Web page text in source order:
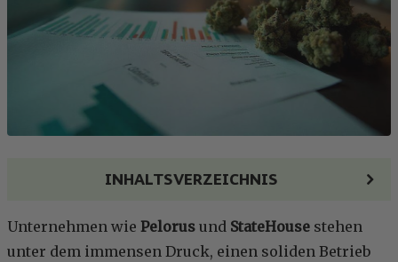
INHALTSVERZEICHNIS
Unternehmen wie Pelorus und StateHouse stehen
unter dem immensen Druck, einen soliden Betrieb